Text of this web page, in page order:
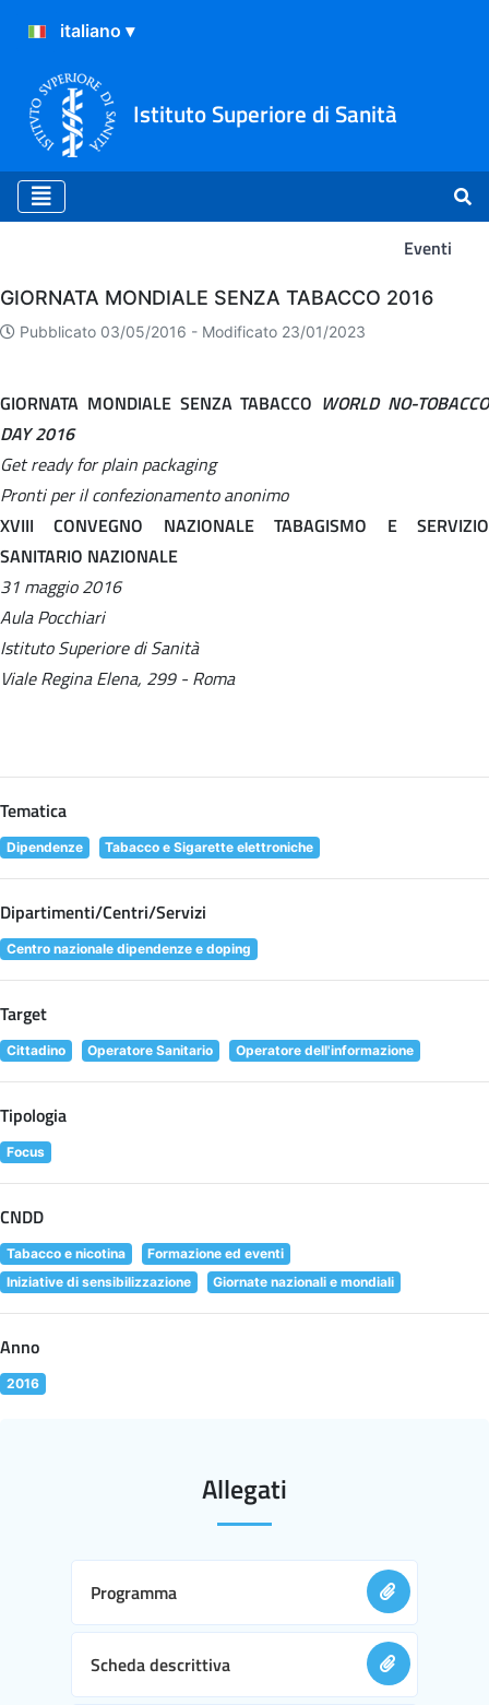
Istituto Superiore di Sanità
Eventi
Eventi
GIORNATA MONDIALE SENZA TABACCO 2016
Pubblicato 03/05/2016 - Modificato 23/01/2023
GIORNATA MONDIALE SENZA TABACCO WORLD NO-TOBACCO
DAY 2016
Get ready for plain packaging
Pronti per il confezionamento anonimo
XVIII CONVEGNO NAZIONALE TABAGISMO E SERVIZIO
SANITARIO NAZIONALE
31 maggio 2016
Aula Pocchiari
Istituto Superiore di Sanità
Viale Regina Elena, 299 - Roma
Tematica
Dipendenze Tabacco e Sigarette elettroniche
Dipartimenti/Centri/Servizi
Centro nazionale dipendenze e doping
Target
Cittadino Operatore Sanitario Operatore dell'informazione
Tipologia
Focus
CNDD
Tabacco e nicotina
Formazione ed eventi
Iniziative di sensibilizzazione
Giornate nazionali e mondiali
Anno
2016
Allegati
Programma
Scheda descrittiva